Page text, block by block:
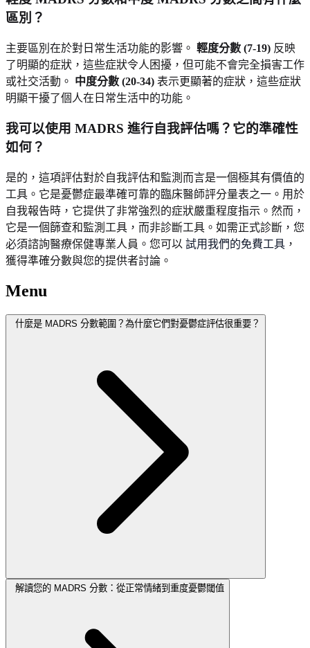
區別？
主要區別在於對日常生活功能的影響。 輕度分數 (7-19) 反映
了明顯的症狀，這些症狀令人困擾，但可能不會完全損害工作
或社交活動。 中度分數 (20-34) 表示更顯著的症狀，這些症狀
明顯干擾了個人在日常生活中的功能。
我可以使用 MADRS 進行自我評估嗎？它的準確性
如何？
是的，這項評估對於自我評估和監測而言是一個極其有價值的
工具。它是憂鬱症最準確可靠的臨床醫師評分量表之一。用於
自我報告時，它提供了非常強烈的症狀嚴重程度指示。然而，
它是一個篩查和監測工具，而非診斷工具。如需正式診斷，您
必須諮詢醫療保健專業人員。您可以 試用我們的免費工具 ，
獲得準確分數與您的提供者討論。
Menu
什麼是 MADRS 分數範圍？為什麼它們對憂鬱症評估很重要？
解讀您的 MADRS 分數：從正常情緒到重度憂鬱閾值